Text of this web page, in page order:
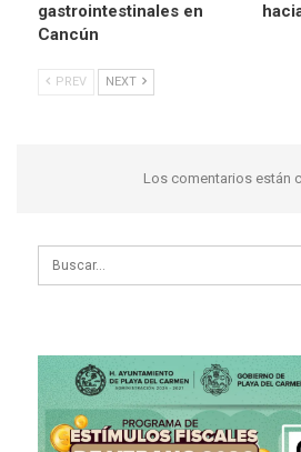
gastrointestinales en
Cancún
PREV NEXT
Los comentarios están